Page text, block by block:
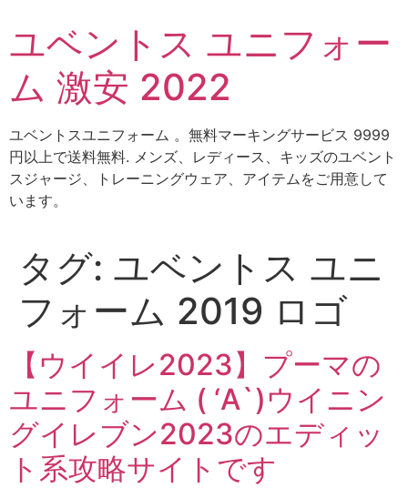
テ
ツ
ス
キ
ッ
プ
ユベントス ユニフォー
ム 激安 2022
ユベントスユニフォーム 。無料マーキングサービス 9999
円以上で送料無料. メンズ、レディース、キッズのユベント
スジャージ、トレーニングウェア、アイテムをご用意して
います。
タグ: ユベントス ユニ
フォーム 2019 ロゴ
【ウイイレ2023】プーマの
ユニフォーム ( ‘A`)ウイニン
グイレブン2023のエディッ
ト系攻略サイトです